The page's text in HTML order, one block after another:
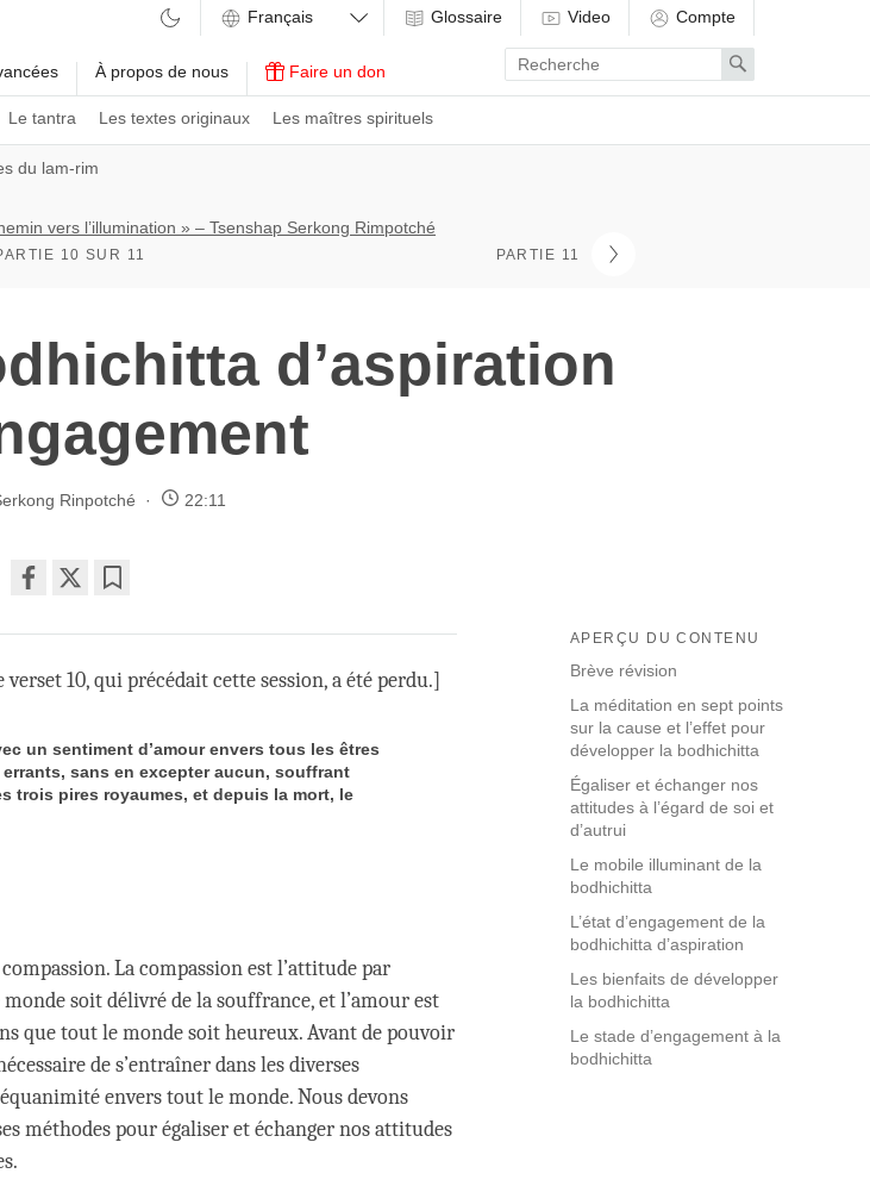
Le tantra Les textes originaux Les maîtres spirituels
À propos de nous Faire un don
Glossaire Video Compte
Enter
search
term
Search
du lam-rim
vers l’illumination » – Tsenshap Serkong Rimpotché
10 SUR 11 PARTIE 11
d’aspiration
Rinpotché 22:11
on
facebook
APERÇU DU CONTENU
Brève révision
La méditation en sept points
sur la cause et l’effet pour
développer la bodhichitta
Égaliser et échanger nos
attitudes à l’égard de soi et
d’autrui
Le mobile illuminant de la
bodhichitta
L’état d’engagement de la
bodhichitta d’aspiration
Les bienfaits de développer
la bodhichitta
Le stade d’engagement à la
bodhichitta
10, qui précédait cette session, a été perdu.]
un sentiment d’amour envers tous les êtres
sans en excepter aucun, souffrant
trois pires royaumes, et depuis la mort, le
La compassion est l’attitude par
soit délivré de la souffrance, et l’amour est
que tout le monde soit heureux. Avant de pouvoir
de s’entraîner dans les diverses
envers tout le monde. Nous devons
méthodes pour égaliser et échanger nos attitudes